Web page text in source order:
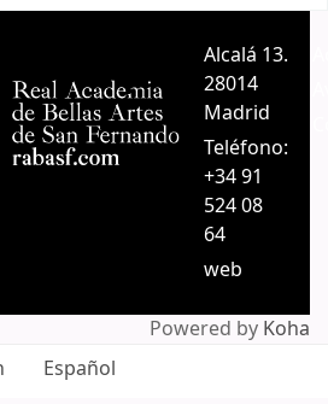
Alcalá 13.
28014
Madrid
Teléfono:
+34 91
524 08
64
web
Powered by Koha
Español